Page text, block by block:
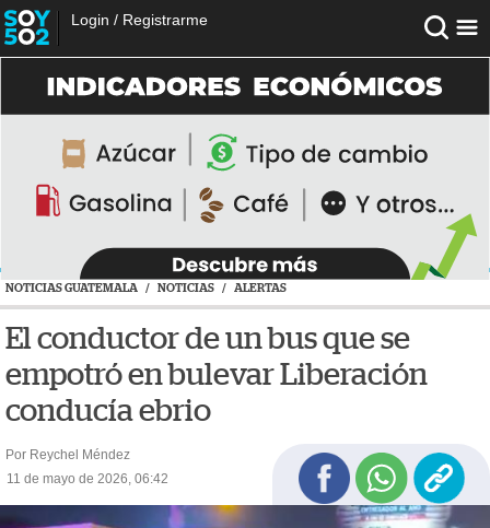
Login / Registrarme
NOTICIAS GUATEMALA / NOTICIAS / ALERTAS
El conductor de un bus que se
empotró en bulevar Liberación
conducía ebrio
Por Reychel Méndez
11 de mayo de 2026, 06:42